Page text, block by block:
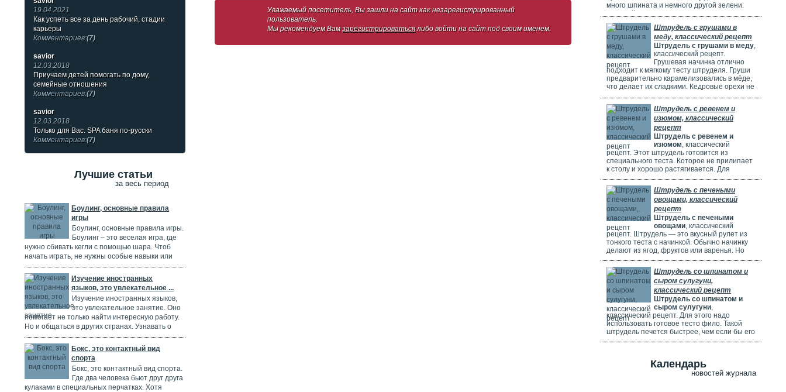
Уважаемый посетитель, Вы зашли на сайт как незарегистрированный
пользователь.
Мы рекомендуем Вамзарегистрироватьсялибо войти на сайт под своим именем.
19.04.2021
Как успеть все за день рабочий, стадии
карьеры
Комментариев:(7)
savior
12.03.2018
Приучаем детей помогать по дому,
семейные отношения
Комментариев:(7)
savior
12.03.2018
Только для Вас. SPA баня по-русски
Комментариев:(7)
Лучшие статьи
за весь период
Боулинг, основные правила
игры
Боулинг, основные правила игры.
Боулинг – это веселая игра, где
нужно сбивать кегли с помощью шара. Чтоб
начать играть, не нужны особые навыки или
Изучение иностранных
языков, это увлекательное ...
Изучение иностранных языков,
это увлекательное занятие. Оно
помогает не только найти интересную работу.
Но и общаться в других странах. Узнавать о
Бокс, это контактный вид
спорта
Бокс, это контактный вид спорта.
Где два человека бьют друг друга
кулаками в специальных перчатках. Хотя
много шпината и немного другой зелени:
полезен, потому что в нем много витаминов,
минералов и веществ, которые защищают
клетки. Он богат витаминами A, C, E и K,
содержит кальций, который важен для зубов
и костей. И пищевые волокна, которые
Штрудель с грушами в
меду, классический рецепт
Штрудель с грушами в меду,
классический рецепт.
Грушевая начинка отлично
подходит к мягкому тесту штруделя. Груши
предварительно карамелизовались в мёде,
что делает их сладкими. Кедровые орехи не
Ну вот теперь можете приготовить вкусный
рецепт штруделя.Штрудель с ревенем и
изюмом, классический
рецепт
Штрудель с ревенем и
изюмом, классический
рецепт. Этот штрудель готовится из
специального теста. Которое не прилипает
к столу и хорошо растягивается. Для
начинки мы взяли стебли ревеня. Они
придают выпечке кислый вкус и приятный
аромат, делают штрудель сочным и
вкусным. Можно добавить в начинку
клубнику, яблоки или грушу. Если
используете ягоды, посыпьте их ложкой
муки.
Штрудель с печеными
овощами, классический
рецепт
Штрудель с печеными
овощами, классический
рецепт. Штрудель — это вкусный рулет из
тонкого теста с начинкой. Обычно начинку
делают из ягод, фруктов или варенья. Но
можно использовать и солёные начинки с
грибами, сыром, мясом или овощами. В этом
рецепте начинка готовится из печёных
овощей: цуккини, сладкого перца, зелени и
помидоров. В зависимости от времени года,
в начинку можно добавить баклажаны, сыр,
картофель, морковь или даже свёклу. Если
не хочется возиться с тестом, можно взять
готовое слоёное тесто или тесто фило.
Штрудель со шпинатом и
сыром сулугуни,
классический рецепт
Штрудель со шпинатом и
сыром сулугуни,
классический рецепт. Для этого надо
использовать готовое тесто фило. Такой
штрудель печется быстрее, чем если бы его
делали из обычного теста. Чтобы корочка
вам в приготовлении сложного рецепта.
Календарь
новостей журнала